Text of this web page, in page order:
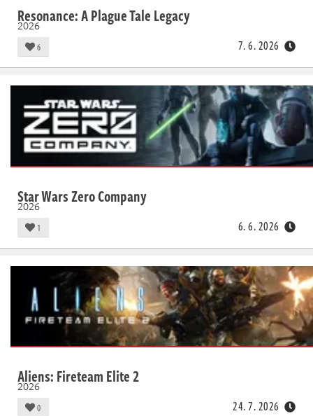
Resonance: A Plague Tale Legacy
2026
6 7. 6. 2026
Star Wars Zero Company
2026
1 6. 6. 2026
Aliens: Fireteam Elite 2
2026
0 24. 7. 2026